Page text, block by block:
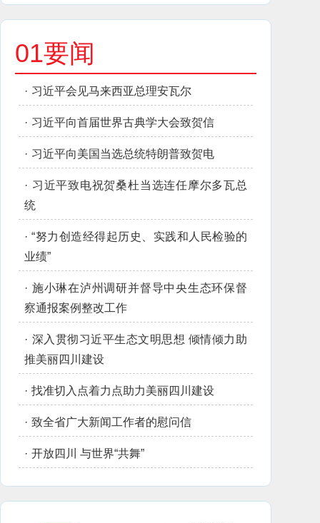
01要闻
· 习近平会见马来西亚总理安瓦尔
· 习近平向首届世界古典学大会致贺信
· 习近平向美国当选总统特朗普致贺电
· 习近平致电祝贺桑杜当选连任摩尔多瓦总
统
· “努力创造经得起历史、实践和人民检验的
业绩”
· 施小琳在泸州调研并督导中央生态环保督
察通报案例整改工作
· 深入贯彻习近平生态文明思想 倾情倾力助
推美丽四川建设
· 找准切入点着力点助力美丽四川建设
· 致全省广大新闻工作者的慰问信
· 开放四川 与世界“共舞”